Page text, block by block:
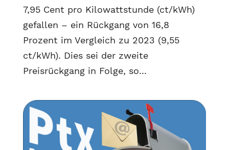
7,95 Cent pro Kilowattstunde (ct/kWh)
gefallen – ein Rückgang von 16,8
Prozent im Vergleich zu 2023 (9,55
ct/kWh). Dies sei der zweite
Preisrückgang in Folge, so...